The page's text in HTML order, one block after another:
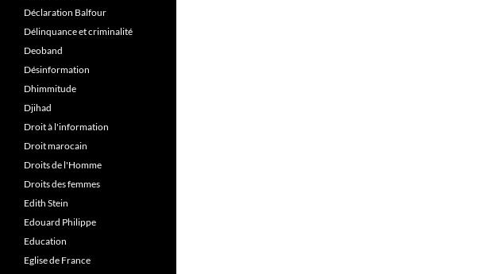
Déclaration Balfour
Délinquance et criminalité
Deoband
Désinformation
Dhimmitude
Djihad
Droit à l'information
Droit marocain
Droits de l'Homme
Droits des femmes
Edith Stein
Edouard Philippe
Education
Eglise de France